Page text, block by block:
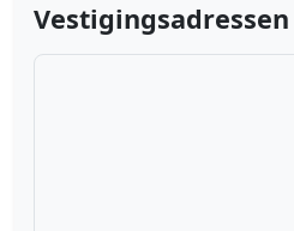
Vestigingsadressen